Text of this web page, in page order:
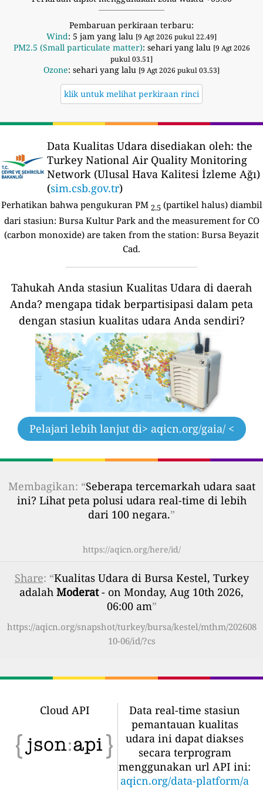
Pembaruan perkiraan terbaru:
Wind: 5 jam yang lalu [9 Agt 2026 pukul 22.49]
PM2.5 (Small particulate matter): sehari yang lalu [9 Agt 2026
pukul 03.51]
Ozone: sehari yang lalu [9 Agt 2026 pukul 03.53]
klik untuk melihat perkiraan rinci
Data Kualitas Udara disediakan oleh: the
Turkey National Air Quality Monitoring
Network (Ulusal Hava Kalitesi İzleme Ağı)
(sim.csb.gov.tr)
Perhatikan bahwa pengukuran PM 2.5 (partikel halus) diambil
dari stasiun: Bursa Kultur Park and the measurement for CO
(carbon monoxide) are taken from the station: Bursa Beyazit
Cad.
Tahukah Anda stasiun Kualitas Udara di daerah
Anda? mengapa tidak berpartisipasi dalam peta
dengan stasiun kualitas udara Anda sendiri?
Pelajari lebih lanjut di> aqicn.org/gaia/ <
Membagikan: “Seberapa tercemarkah udara saat
ini? Lihat peta polusi udara real-time di lebih
dari 100 negara.”
https://aqicn.org/here/id/
Share: “Kualitas Udara di Bursa Kestel, Turkey
adalah Moderat- on Monday, Aug 10th 2026,
06:00 am”
https://aqicn.org/snapshot/turkey/bursa/kestel/mthm/202608
10-06/id/?cs
Cloud API
Data real-time stasiun
pemantauan kualitas
udara ini dapat diakses
secara terprogram
menggunakan url API ini:
aqicn.org/data-platform/a